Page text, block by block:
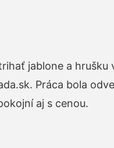
jablone a hrušku
Práca bola
aj s cenou.